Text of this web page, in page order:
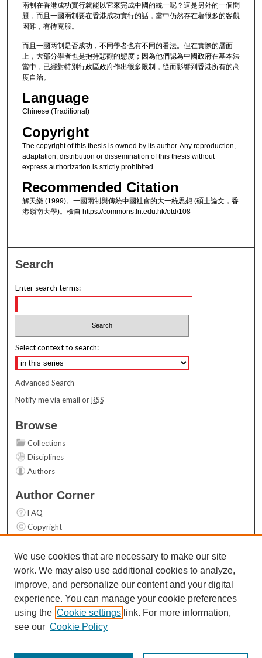
兩制在香港成功實行就能以它來完成中國的統一呢？這是另外的一個問
題，而且一國兩制要在香港成功實行的話，當中仍然存在著很多的客觀
困難，有待克服。
而且一國两制是否成功，不同學者也有不同的看法。但在實際的層面
上，大部分學者也是抱持悲觀的態度；因為他們認為中國政府在基本法
當中，已經對特別行政區政府作出很多限制，從而影響到香港所有的高
度自治。
Language
Chinese (Traditional)
Copyright
The copyright of this thesis is owned by its author. Any reproduction,
adaptation, distribution or dissemination of this thesis without
express authorization is strictly prohibited.
Recommended Citation
解天樂 (1999)。一國兩制與傳統中國社會的大一統思想 (碩士論文，香
港嶺南大學)。檢自 https://commons.ln.edu.hk/otd/108
Search
Enter search terms:
Select context to search:
Advanced Search
Notify me via email orRSS
Browse
Collections
Disciplines
Authors
Author Corner
FAQ
Copyright
Contact Us
Links
Top 10 Downloads (All time)
Activity by year
We use cookies that are necessary to make our site
work. We may also use additional cookies to analyze,
improve, and personalize our content and your digital
experience. You can manage your cookie preferences
using the Cookie settings link. For more information,
see our Cookie Policy